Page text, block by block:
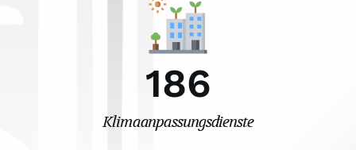
Klimaanpassungsdienste
186